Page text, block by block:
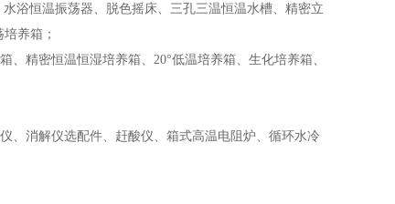
浴恒温振荡器、脱色摇床、三孔三温恒温水槽、精密立
养箱；
精密恒温恒湿培养箱、20°低温培养箱、生化培养箱、
、消解仪选配件、赶酸仪、箱式高温电阻炉、循环水冷